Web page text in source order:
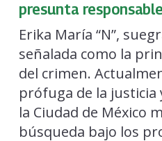
presunta
Erika María “N”,
señalada como la
del crimen.
prófuga de la justicia
la Ciudad de México
búsqueda bajo los